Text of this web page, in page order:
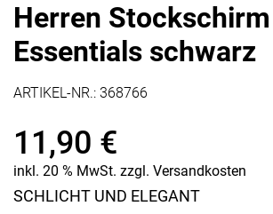
Herren Stockschirm
Essentials schwarz
ARTIKEL-NR.: 368766
11,90 €
inkl. 20 % MwSt. zzgl. Versandkosten
SCHLICHT UND ELEGANT